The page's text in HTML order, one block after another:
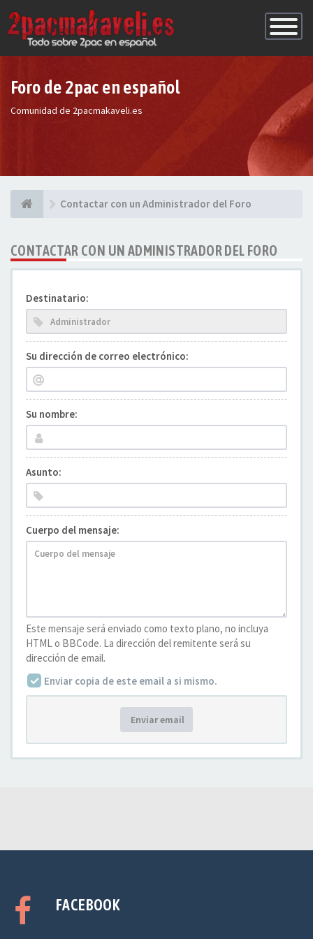
de
Foro de 2pac en español
Comunidad de 2pacmakaveli.es
Contactar con un Administrador del Foro
CONTACTAR CON UN ADMINISTRADOR DEL FORO
Destinatario:
Su dirección de correo electrónico:
Su nombre:
Asunto:
Cuerpo del mensaje:
Este mensaje será enviado como texto plano, no incluya
HTML o BBCode. La dirección del remitente será su
dirección de email.
Enviar copia de este email a si mismo.
Enviar email
FACEBOOK